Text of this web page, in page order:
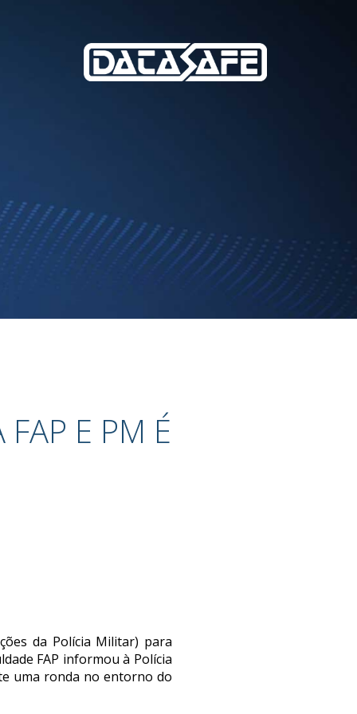
E PM É
da Polícia Militar) para
FAP informou à Polícia
uma ronda no entorno do